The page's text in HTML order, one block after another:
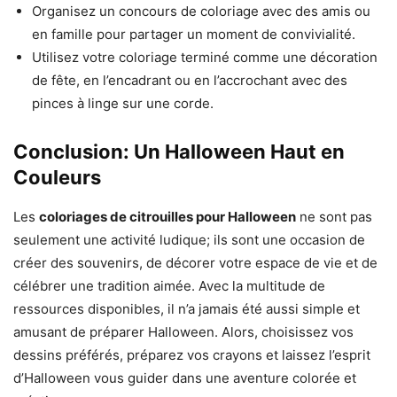
Organisez un concours de coloriage avec des amis ou
en famille pour partager un moment de convivialité.
Utilisez votre coloriage terminé comme une décoration
de fête, en l’encadrant ou en l’accrochant avec des
pinces à linge sur une corde.
Conclusion: Un Halloween Haut en
Couleurs
Les coloriages de citrouilles pour Halloween ne sont pas
seulement une activité ludique; ils sont une occasion de
créer des souvenirs, de décorer votre espace de vie et de
célébrer une tradition aimée. Avec la multitude de
ressources disponibles, il n’a jamais été aussi simple et
amusant de préparer Halloween. Alors, choisissez vos
dessins préférés, préparez vos crayons et laissez l’esprit
d’Halloween vous guider dans une aventure colorée et